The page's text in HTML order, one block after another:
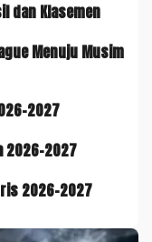
dan Klasemen
Menuju Musim
2027
2026-2027
2026-2027